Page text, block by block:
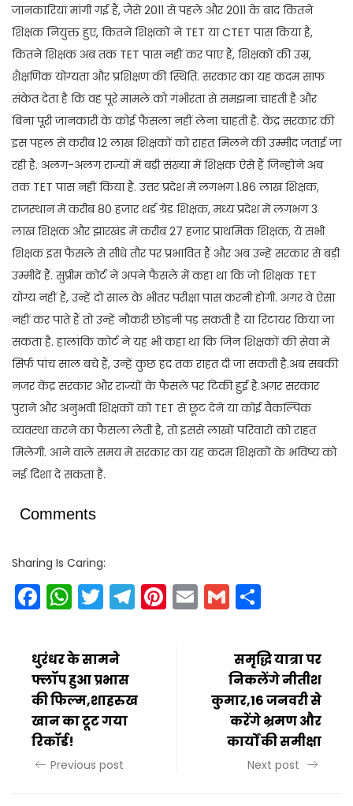
जानकारियां मांगी गई हैं, जैसे 2011 से पहले और 2011 के बाद कितने
शिक्षक नियुक्त हुए, कितने शिक्षकों ने TET या CTET पास किया है,
कितने शिक्षक अब तक TET पास नहीं कर पाए हैं, शिक्षकों की उम्र,
शैक्षणिक योग्यता और प्रशिक्षण की स्थिति. सरकार का यह कदम साफ
संकेत देता है कि वह पूरे मामले को गंभीरता से समझना चाहती है और
बिना पूरी जानकारी के कोई फैसला नहीं लेना चाहती है. केंद्र सरकार की
इस पहल से करीब 12 लाख शिक्षकों को राहत मिलने की उम्मीद जताई जा
रही है. अलग-अलग राज्यों में बड़ी संख्या में शिक्षक ऐसे हैं जिन्होंने अब
तक TET पास नहीं किया है. उत्तर प्रदेश में लगभग 1.86 लाख शिक्षक,
राजस्थान में करीब 80 हजार थर्ड ग्रेड शिक्षक, मध्य प्रदेश में लगभग 3
लाख शिक्षक और झारखंड में करीब 27 हजार प्राथमिक शिक्षक, ये सभी
शिक्षक इस फैसले से सीधे तौर पर प्रभावित हैं और अब उन्हें सरकार से बड़ी
उम्मीदें हैं. सुप्रीम कोर्ट ने अपने फैसले में कहा था कि जो शिक्षक TET
योग्य नहीं हैं, उन्हें दो साल के भीतर परीक्षा पास करनी होगी. अगर वे ऐसा
नहीं कर पाते हैं तो उन्हें नौकरी छोड़नी पड़ सकती है या रिटायर किया जा
सकता है. हालांकि कोर्ट ने यह भी कहा था कि जिन शिक्षकों की सेवा में
सिर्फ पांच साल बचे हैं, उन्हें कुछ हद तक राहत दी जा सकती है.अब सबकी
नजर केंद्र सरकार और राज्यों के फैसले पर टिकी हुई है.अगर सरकार
पुराने और अनुभवी शिक्षकों को TET से छूट देने या कोई वैकल्पिक
व्यवस्था करने का फैसला लेती है, तो इससे लाखों परिवारों को राहत
मिलेगी. आने वाले समय में सरकार का यह कदम शिक्षकों के भविष्य को
नई दिशा दे सकता है.
Comments
Sharing Is Caring:
Facebook
WhatsApp
Twitter
Telegram
Pinterest
EmailGmail
धुरंधर के सामने
फ्लॉप हुआ प्रभास
की फिल्म,शाहरुख
खान का टूट गया
रिकॉर्ड!
Previous post
समृद्धि यात्रा पर
निकलेंगे नीतीश
कुमार,16 जनवरी से
करेंगे भ्रमण और
कार्यों की समीक्षा
Next post